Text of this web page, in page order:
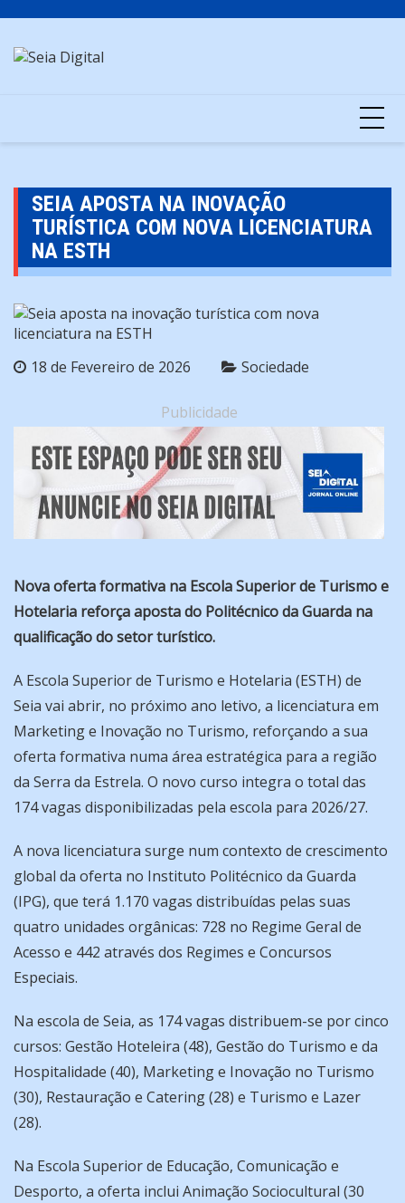
content
SEIA APOSTA NA INOVAÇÃO
TURÍSTICA COM NOVA LICENCIATURA
NA ESTH
18 de Fevereiro de 2026 Sociedade
Publicidade
Nova oferta formativa na Escola Superior de Turismo e
Hotelaria reforça aposta do Politécnico da Guarda na
qualificação do setor turístico.
A Escola Superior de Turismo e Hotelaria (ESTH) de
Seia vai abrir, no próximo ano letivo, a licenciatura em
Marketing e Inovação no Turismo, reforçando a sua
oferta formativa numa área estratégica para a região
da Serra da Estrela. O novo curso integra o total das
174 vagas disponibilizadas pela escola para 2026/27.
A nova licenciatura surge num contexto de crescimento
global da oferta no Instituto Politécnico da Guarda
(IPG), que terá 1.170 vagas distribuídas pelas suas
quatro unidades orgânicas: 728 no Regime Geral de
Acesso e 442 através dos Regimes e Concursos
Especiais.
Na escola de Seia, as 174 vagas distribuem-se por cinco
cursos: Gestão Hoteleira (48), Gestão do Turismo e da
Hospitalidade (40), Marketing e Inovação no Turismo
(30), Restauração e Catering (28) e Turismo e Lazer
(28).
Na Escola Superior de Educação, Comunicação e
Desporto, a oferta inclui Animação Sociocultural (30